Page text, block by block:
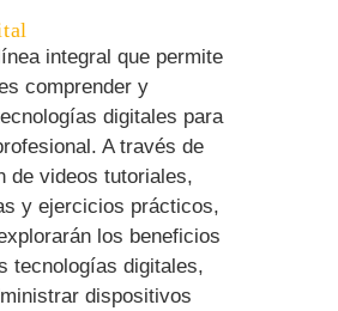
integral que permite
comprender y
digitales para
A través de
de videos tutoriales,
y ejercicios prácticos,
los beneficios
tecnologías digitales,
dispositivos